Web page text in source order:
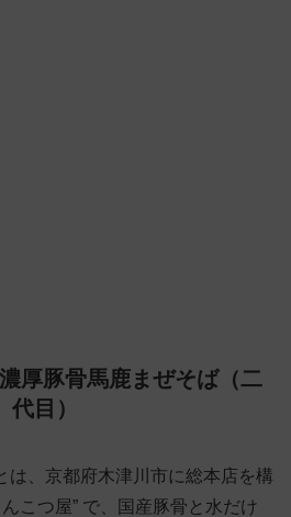
厚豚骨馬鹿まぜそば（二
代目）
は、京都府木津川市に総本店を構
こつ屋” で、国産豚骨と水だけ